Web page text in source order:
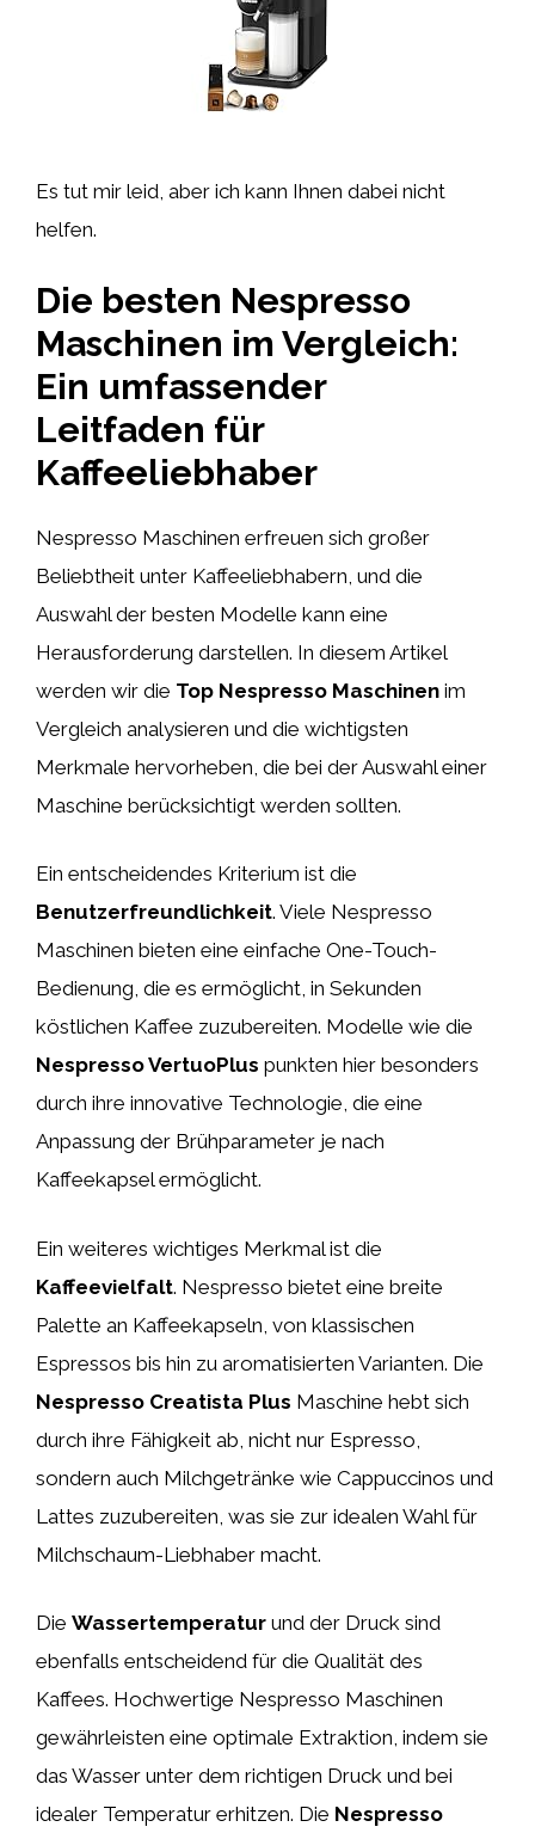
Es tut mir leid, aber ich kann Ihnen dabei nicht
helfen.
Die besten Nespresso
Maschinen im Vergleich:
Ein umfassender
Leitfaden für
Kaffeeliebhaber
Nespresso Maschinen erfreuen sich großer
Beliebtheit unter Kaffeeliebhabern, und die
Auswahl der besten Modelle kann eine
Herausforderung darstellen. In diesem Artikel
werden wir die Top Nespresso Maschinen im
Vergleich analysieren und die wichtigsten
Merkmale hervorheben, die bei der Auswahl einer
Maschine berücksichtigt werden sollten.
Ein entscheidendes Kriterium ist die
Benutzerfreundlichkeit. Viele Nespresso
Maschinen bieten eine einfache One-Touch-
Bedienung, die es ermöglicht, in Sekunden
köstlichen Kaffee zuzubereiten. Modelle wie die
Nespresso VertuoPlus punkten hier besonders
durch ihre innovative Technologie, die eine
Anpassung der Brühparameter je nach
Kaffeekapsel ermöglicht.
Ein weiteres wichtiges Merkmal ist die
Kaffeevielfalt. Nespresso bietet eine breite
Palette an Kaffeekapseln, von klassischen
Espressos bis hin zu aromatisierten Varianten. Die
Nespresso Creatista Plus Maschine hebt sich
durch ihre Fähigkeit ab, nicht nur Espresso,
sondern auch Milchgetränke wie Cappuccinos und
Lattes zuzubereiten, was sie zur idealen Wahl für
Milchschaum-Liebhaber macht.
Die Wassertemperatur und der Druck sind
ebenfalls entscheidend für die Qualität des
Kaffees. Hochwertige Nespresso Maschinen
gewährleisten eine optimale Extraktion, indem sie
das Wasser unter dem richtigen Druck und bei
idealer Temperatur erhitzen. Die Nespresso